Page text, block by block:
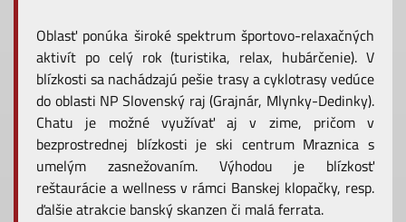
Oblasť ponúka široké spektrum športovo-relaxačných
aktivít po celý rok (turistika, relax, hubárčenie). V
blízkosti sa nachádzajú pešie trasy a cyklotrasy vedúce
do oblasti NP Slovenský raj (Grajnár, Mlynky-Dedinky).
Chatu je možné využívať aj v zime, pričom v
bezprostrednej blízkosti je ski centrum Mraznica s
umelým zasnežovaním. Výhodou je blízkosť
reštaurácie a wellness v rámci Banskej klopačky, resp.
ďalšie atrakcie banský skanzen či malá ferrata.